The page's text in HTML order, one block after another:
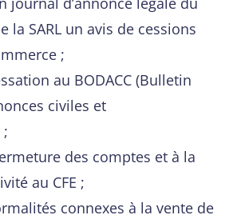
la SARL un avis de cessions
;
au BODACC (Bulletin
civiles et
des comptes et à la
au CFE ;
connexes à la vente de